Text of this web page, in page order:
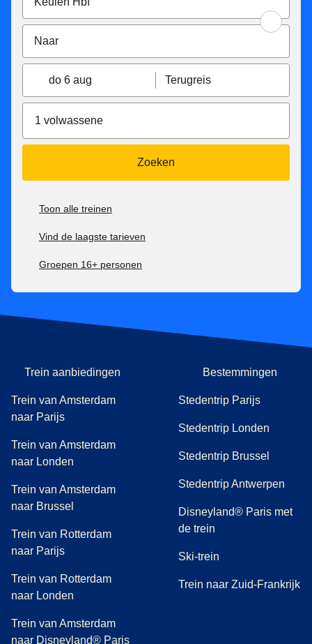
do 6 aug Terugreis
1 volwassene
Zoeken
Toon alle treinen
Vind de laagste tarieven
Groepen 16+ personen
Trein aanbiedingen
Trein van Amsterdam
naar Parijs
Trein van Amsterdam
naar Londen
Trein van Amsterdam
naar Brussel
Trein van Rotterdam
naar Parijs
Trein van Rotterdam
naar Londen
Trein van Amsterdam
naar Disneyland® Paris
Bestemmingen
Stedentrip Parijs
Stedentrip Londen
Stedentrip Brussel
Stedentrip Antwerpen
Disneyland® Paris met
de trein
Ski-trein
Trein naar Zuid-Frankrijk